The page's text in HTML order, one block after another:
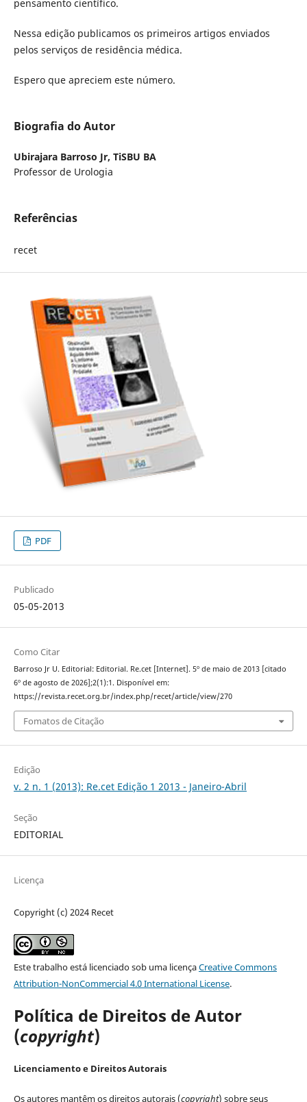
pensamento científico.
Nessa edição publicamos os primeiros artigos enviados
pelos serviços de residência médica.
Espero que apreciem este número.
Biografia do Autor
Ubirajara Barroso Jr, TiSBU BA
Professor de Urologia
Referências
recet
PDF
Publicado
05-05-2013
Como Citar
Barroso Jr U. Editorial: Editorial. Re.cet [Internet]. 5º de maio de 2013 [citado
6º de agosto de 2026];2(1):1. Disponível em:
https://revista.recet.org.br/index.php/recet/article/view/270
Fomatos de Citação
Edição
v. 2 n. 1 (2013): Re.cet Edição 1 2013 - Janeiro-Abril
Seção
EDITORIAL
Licença
Copyright (c) 2024 Recet
Este trabalho está licenciado sob uma licençaCreative Commons
Attribution-NonCommercial 4.0 International License.
Política de Direitos de Autor
(copyright)
Licenciamento e Direitos Autorais
Os autores mantêm os direitos autorais (copyright) sobre seus